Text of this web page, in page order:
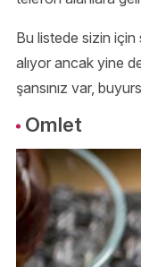
Bu listede sizin
alıyor ancak yine
şansınız var,
Omlet